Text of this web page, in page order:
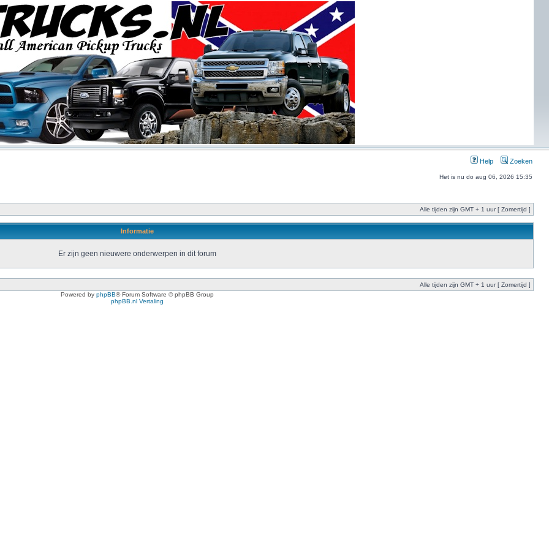
Help Zoeken
Het is nu do aug 06, 2026 15:35
Alle tijden zijn GMT + 1 uur [ Zomertijd ]
Informatie
Er zijn geen nieuwere onderwerpen in dit forum
Alle tijden zijn GMT + 1 uur [ Zomertijd ]
Powered by phpBB® Forum Software © phpBB Group
phpBB.nl Vertaling